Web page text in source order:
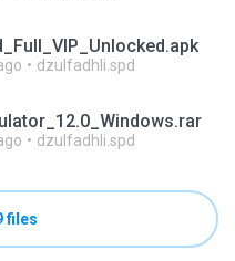
dzulfadhli.spd
dzulfadhli.spd
files